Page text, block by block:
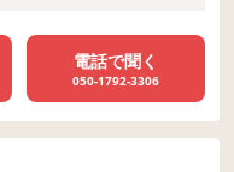
電話で聞く
050-1792-3306